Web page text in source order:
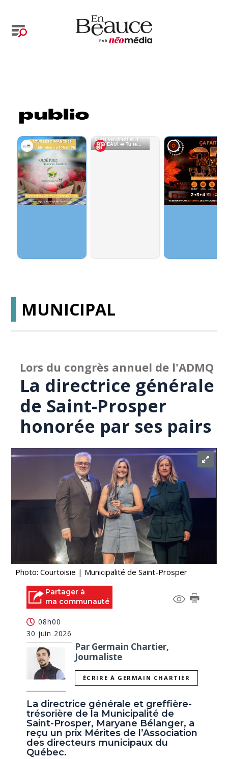
MUNICIPAL
Lors du congrès annuel de l'ADMQ
La directrice générale
de Saint-Prosper
honorée par ses pairs
Photo: Courtoisie | Municipalité de Saint-Prosper
Partager à
ma communauté
08h00
30 juin 2026
Par Germain Chartier,
Journaliste
ÉCRIRE À GERMAIN CHARTIER
La directrice générale et greffière-
trésorière de la Municipalité de
Saint-Prosper, Maryane Bélanger, a
reçu un prix Mérites de l’Association
des directeurs municipaux du
Québec.